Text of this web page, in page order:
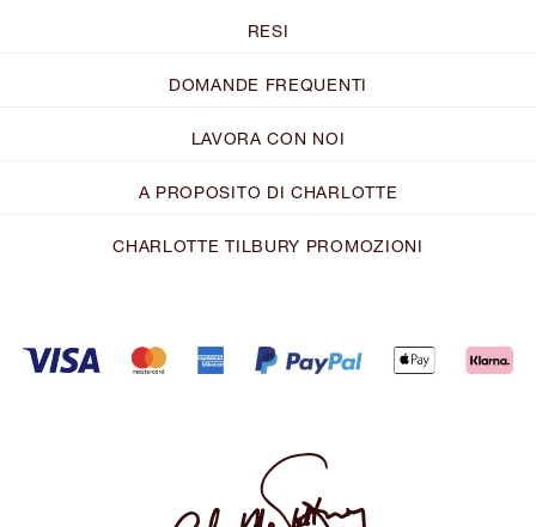
RESI
DOMANDE FREQUENTI
LAVORA CON NOI
A PROPOSITO DI CHARLOTTE
CHARLOTTE TILBURY PROMOZIONI